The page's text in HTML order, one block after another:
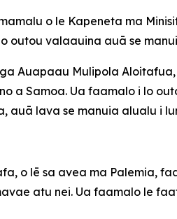
o le Kapeneta ma
valaauina auā se
Auapaau Mulipola
a Samoa. Ua faamalo i lo
auā lava se manuia alualu i
o lē sa avea ma Palemia,
atu nei. Ua faamalo le